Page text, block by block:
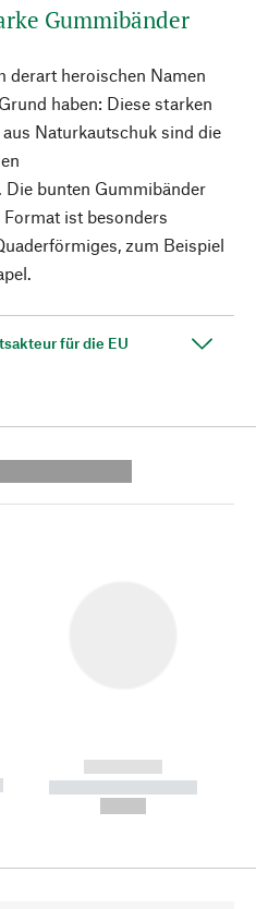
Gummibänder
derart heroischen Namen
haben: Diese starken
Naturkautschuk sind die
bunten Gummibänder
ist besonders
zum Beispiel
für die EU
------------
----------- -----------